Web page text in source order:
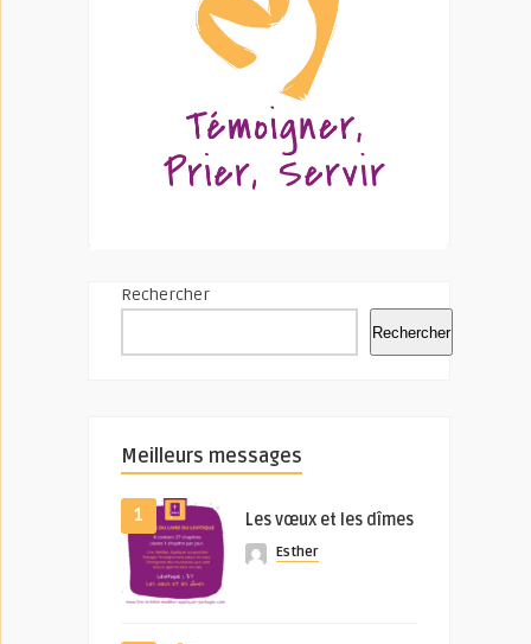
Rechercher
Rechercher
Meilleurs messages
1 Les vœux et les dîmes
Esther